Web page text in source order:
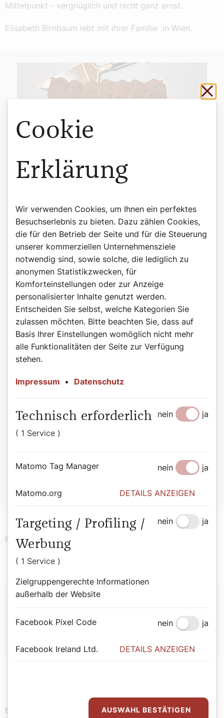
Mittelpunkt - vergnüglich und nicht ganz ernst.
Elisabeth Birnbaum lebt mit ihrer Familie in Wien.
Ein saftiger Schokoladenkuchen ©Markus Langer
Das Rezept zur SONNTAGs-Jause
Der ideale Kuchen für das Büro, denn man kann ihn gut
transportieren und er lässt sich leicht aufschneiden.
Zutaten
200 Gramm Butter
200 Gramm Staubzucker
100 Gramm Kochschokolade
100 Gramm geriebene Haselnüsse
5 Esslöffel Milch
140 Gramm Mehl
6 Eier (getrennt)
1 Teelöffel Backpulver
Zubereitung
Die Butter mit dem Staubzucker und den Eidottern
Das Eiklar zu steifem Schnee schlagen.
Die Haselnüsse, die Milch und die erweichte
Kochschokolade einrühren.
Das Mehl mit dem Backpulver vermischen und
abwechselnd mit dem Eischnee unterheben.
Guglhupfform mit Butter einfetten und mit Mehl stauben.
Im vorgeheizten Backrohr bei 180 C° etwa 1 Stunde
Schlagwörter Podcast
Autor:
Sophie Lauringer
SONNTAGs-Jause mit Elisabeth Birnbaum
Cookie
Erklärung
Wir verwenden Cookies, um Ihnen ein perfektes
Besuchserlebnis zu bieten. Dazu zählen Cookies,
die für den Betrieb der Seite und für die Steuerung
unserer kommerziellen Unternehmensziele
notwendig sind, sowie solche, die lediglich zu
anonymen Statistikzwecken, für
Komforteinstellungen oder zur Anzeige
personalisierter Inhalte genutzt werden.
Entscheiden Sie selbst, welche Kategorien Sie
zulassen möchten. Bitte beachten Sie, dass auf
Basis Ihrer Einstellungen womöglich nicht mehr
alle Funktionalitäten der Seite zur Verfügung
stehen.
Impressum • Datenschutz
Technisch erforderlich
( 1 Service )
nein ja
Matomo Tag Manager nein ja
Matomo.org DETAILS ANZEIGEN
Targeting / Profiling /
Werbung
( 1 Service )
Zielgruppengerechte Informationen
außerhalb der Website
nein ja
Facebook Pixel Code nein ja
Facebook Ireland Ltd. DETAILS ANZEIGEN
AUSWAHL BESTÄTIGEN